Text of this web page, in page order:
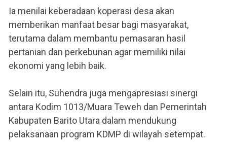
Ia menilai keberadaan koperasi desa akan
memberikan manfaat besar bagi masyarakat,
terutama dalam membantu pemasaran hasil
pertanian dan perkebunan agar memiliki nilai
ekonomi yang lebih baik.
Selain itu, Suhendra juga mengapresiasi sinergi
antara Kodim 1013/Muara Teweh dan Pemerintah
Kabupaten Barito Utara dalam mendukung
pelaksanaan program KDMP di wilayah setempat.